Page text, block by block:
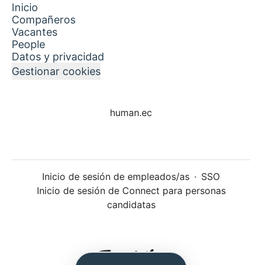
Inicio
Compañeros
Vacantes
People
Datos y privacidad
Gestionar cookies
human.ec
Inicio de sesión de empleados/as · SSO
Inicio de sesión de Connect para personas
candidatas